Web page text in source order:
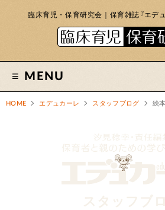
臨床育児・保育研究会｜保育雑誌『エデ
MENU
HOME エデュカーレ スタッフブログ 絵